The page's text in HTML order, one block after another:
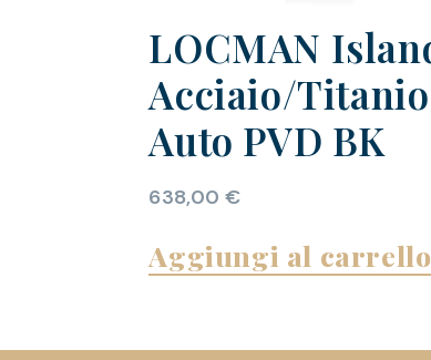
LOCMAN
Acciaio/Titanio
Auto PVD BK
638,00 €
Aggiungi al carrello